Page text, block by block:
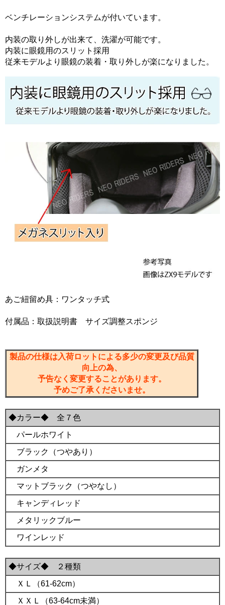
ベンチレーションシステムが付いています。
内装の取り外しが出来て、洗濯が可能です。
内装に眼鏡用のスリット採用
従来モデルより眼鏡の装着・取り外しが楽になりました。
あご紐留め具：ワンタッチ式
付属品：取扱説明書 サイズ調整スポンジ
製品の仕様は入荷ロットによる多少の変更及び品質
向上の為、
予告なく変更することがあります。
予めご了承くださいませ。
◆カラー◆ 全７色
パールホワイト
ブラック（つやあり）
ガンメタ
マットブラック（つやなし）
キャンディレッド
メタリックブルー
ワインレッド
◆サイズ◆ ２種類
ＸＬ（61-62cm）
ＸＸＬ（63-64cm未満）